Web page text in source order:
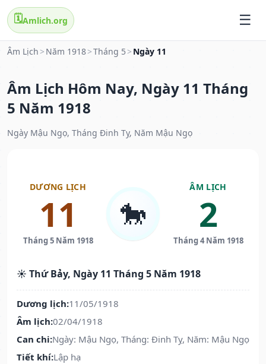
🗓️Amlich.org
Âm Lịch > Năm 1918>Tháng 5 > Ngày 11
Âm Lịch Hôm Nay, Ngày 11 Tháng
5 Năm 1918
Ngày Mậu Ngọ, Tháng Đinh Tỵ, Năm Mậu Ngọ
DƯƠNG LỊCH
11
Tháng 5 Năm 1918
🐎
ÂM LỊCH
2
Tháng 4 Năm 1918
☀️ Thứ Bảy, Ngày 11 Tháng 5 Năm 1918
Dương lịch:11/05/1918
Âm lịch:02/04/1918
Can chi:Ngày: Mậu Ngọ, Tháng: Đinh Tỵ, Năm: Mậu Ngọ
Tiết khí:Lập hạ